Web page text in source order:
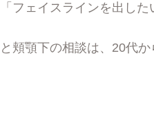
「フェイスラインを出し
と頬顎下の相談は、20代か